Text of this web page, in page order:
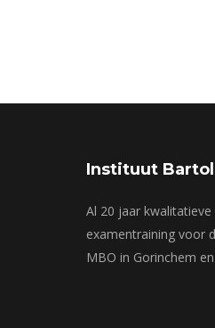
Instituut
Al 20 jaar
examentraining voor
MBO in Gorinchem